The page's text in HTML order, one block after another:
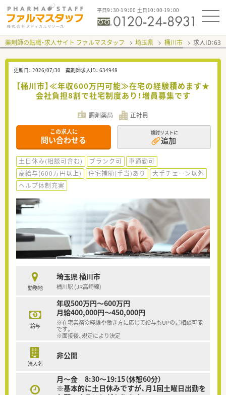
平日9：30-19：00 土日10：00-19：00
薬剤師の転職・求人サイト ファルマスタッフ 埼玉県 桶川市 求人ID：
更新日： 2026/07/30 薬剤師求人ID： 634948
【桶川市】≪年収600万円可能≫在宅の経験積めます★
会社負担8割で社宅制度あり！増員募集です
調剤薬局 正社員
この求人に
問い合わせる
検討リストに
追加
土日休み(相談可含む) ブランク可
車通勤可
高給与(600万円以上)
住宅補助(手当)あり
大手チェーン以外
ヘルプ体制充実
勤務地
埼玉県 桶川市
桶川駅 (JR高崎線)
給与
年収500万円～600万円
月給400,000円～450,000円
※在宅業務の経験や働き方に応じて給与もUPのご相談可能
です。
※面接後、規定により決定
法人名
非公開
月～金 8:30～19:15（休憩60分）
※基本的に土日休みですが、月1回土曜日出勤を